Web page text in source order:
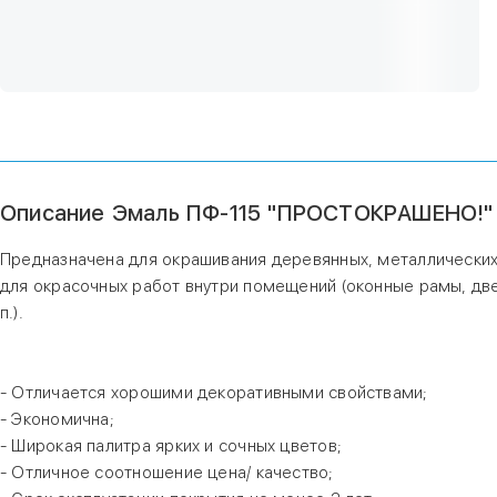
Описание Эмаль ПФ-115 "ПРОСТОКРАШЕНО!"
Предназначена для окрашивания деревянных,
для окрасочных работ внутри помещений (оконные рамы,
п.).
- Отличается хорошими декоративными свойствами;
- Экономична;
- Широкая палитра ярких и сочных цветов;
- Отличное соотношение цена/ качество;